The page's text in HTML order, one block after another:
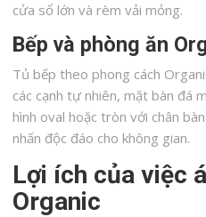
cửa sổ lớn và rèm vải mỏng.
Bếp và phòng ăn
Tủ bếp theo phong cách
các cạnh tự nhiên, mặt bàn đá
hình oval hoặc tròn với chân
nhấn độc đáo cho không gian.
Lợi ích của việc
Organic